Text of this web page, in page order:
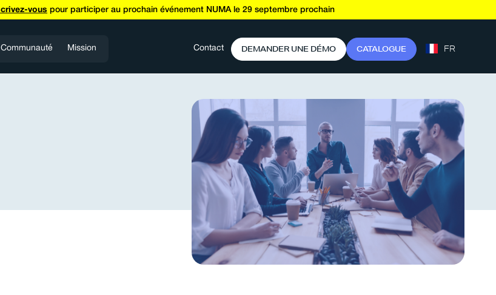
vous pour participer au prochain événement NUMA le 29 septembre prochain
Communauté Mission Contact DEMANDER UNE DÉMO CATALOGUE FR